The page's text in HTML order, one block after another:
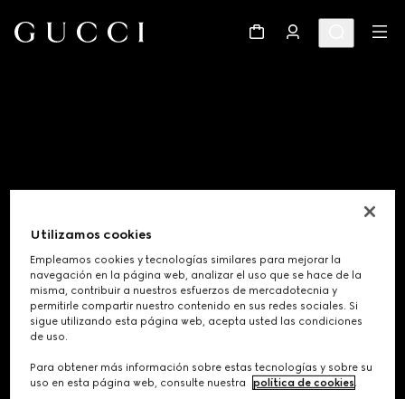
Footer
LOCALIZADOR DE TIENDAS
Utilizamos cookies
Empleamos cookies y tecnologías similares para mejorar la
navegación en la página web, analizar el uso que se hace de la
misma, contribuir a nuestros esfuerzos de mercadotecnia y
permitirle compartir nuestro contenido en sus redes sociales. Si
sigue utilizando esta página web, acepta usted las condiciones
de uso.
Para obtener más información sobre estas tecnologías y sobre su
uso en esta página web, consulte nuestra
política de cookies